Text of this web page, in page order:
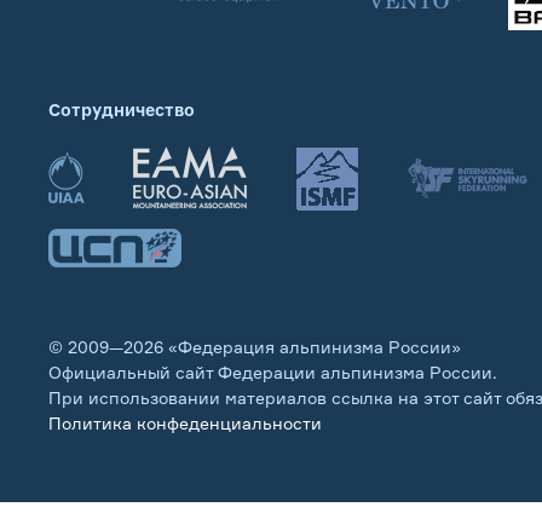
Сотрудничество
© 2009—2026 «Федерация альпинизма России»
Официальный сайт Федерации альпинизма России.
При использовании материалов ссылка на этот сайт
Политика конфеденциальности